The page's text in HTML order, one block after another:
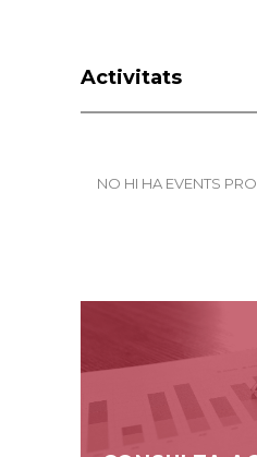
Activitats
NO HI HA EVENTS